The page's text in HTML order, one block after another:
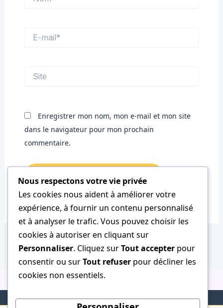
mail*
Enregistrer mon nom, mon e-mail et mon site
dans le navigateur pour mon prochain
commentaire.
Nous respectons votre vie privée
Les cookies nous aident à améliorer votre
expérience, à fournir un contenu personnalisé
et à analyser le trafic. Vous pouvez choisir les
cookies à autoriser en cliquant sur
Personnaliser. Cliquez surTout accepter pour
consentir ou surTout refuser pour décliner les
cookies non essentiels.